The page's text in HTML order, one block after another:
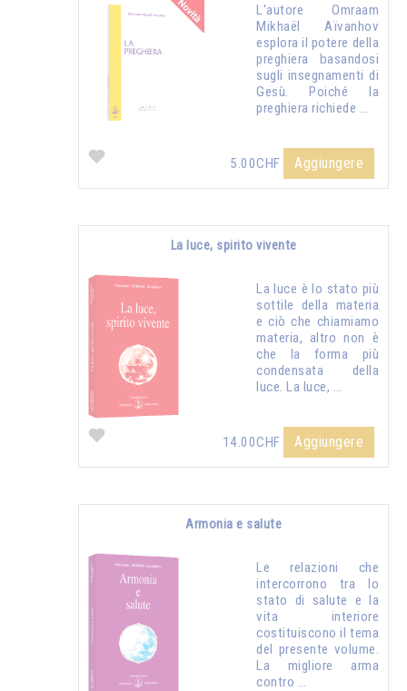
L'autore Omraam
Mikhaël Aïvanhov
esplora il potere della
preghiera basandosi
sugli insegnamenti di
Gesù. Poiché la
preghiera richiede …
5.00CHF Aggiungere
La luce, spirito vivente
La luce è lo stato più
sottile della materia
e ciò che chiamiamo
materia, altro non è
che la forma più
condensata della
luce. La luce, …
14.00CHF Aggiungere
Armonia e salute
Le relazioni che
intercorrono tra lo
stato di salute e la
vita interiore
costituiscono il tema
del presente volume.
La migliore arma
contro …